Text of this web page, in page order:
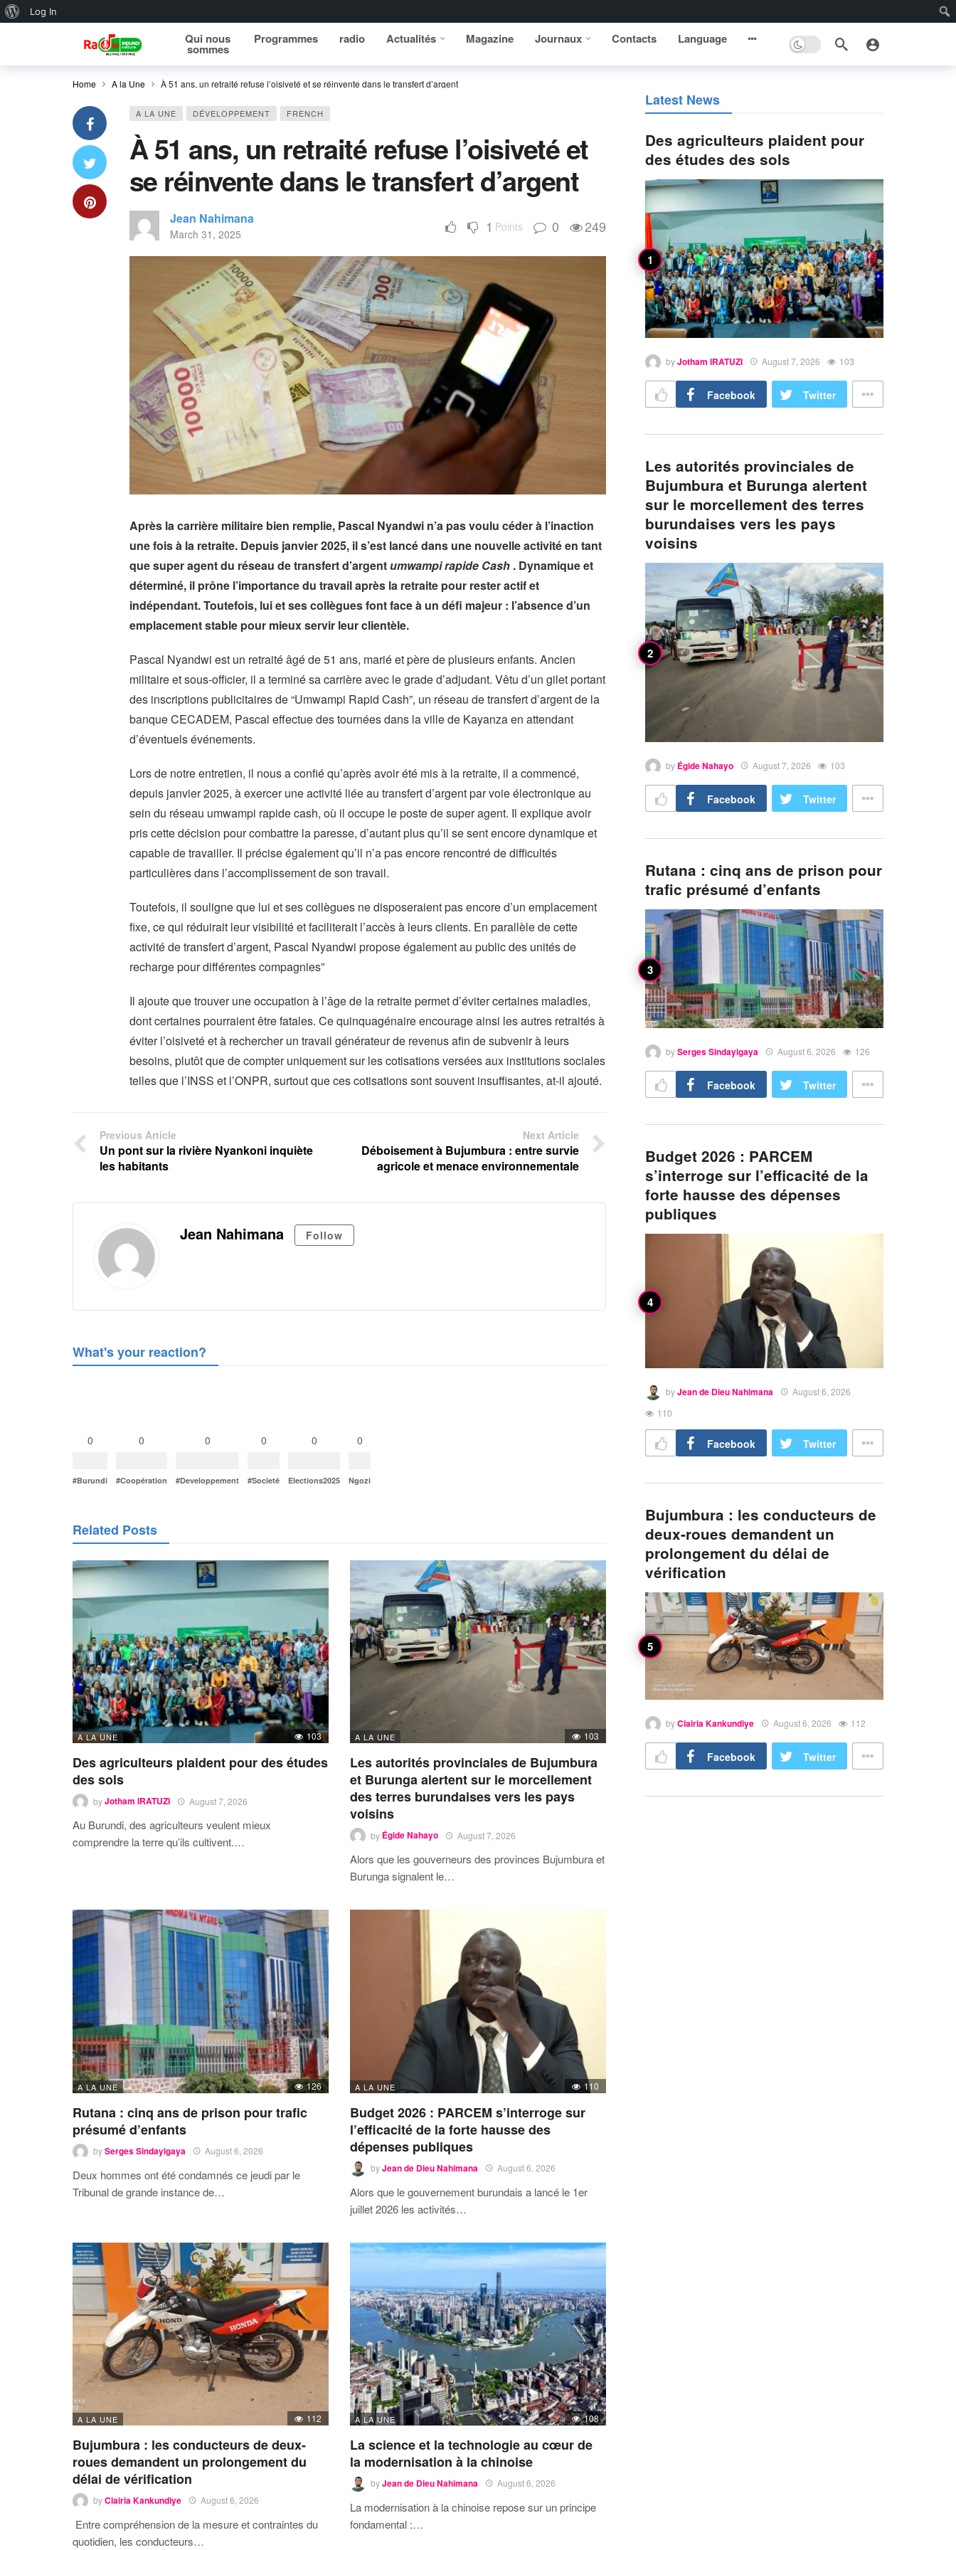
About WordPress
Log In
Qui nous
sommes
Programmes radio Actualités Magazine Journaux Contacts Language
Home A la Une À 51 ans, un retraité refuse l’oisiveté et se réinvente dans le transfert d’argent
A LA UNE DÉVELOPPEMENT FRENCH
À 51 ans, un retraité refuse l’oisiveté et
se réinvente dans le transfert d’argent
Jean Nahimana
March 31, 2025 1 Points 0 249
Après la carrière militaire bien remplie, Pascal Nyandwi n’a pas voulu céder à l’inaction
une fois à la retraite. Depuis janvier 2025, il s’est lancé dans une nouvelle activité en tant
que super agent du réseau de transfert d’argentumwampi rapide Cash . Dynamique et
déterminé, il prône l’importance du travail après la retraite pour rester actif et
indépendant. Toutefois, lui et ses collègues font face à un défi majeur : l’absence d’un
emplacement stable pour mieux servir leur clientèle.
Pascal Nyandwi est un retraité âgé de 51 ans, marié et père de plusieurs enfants. Ancien
militaire et sous-officier, il a terminé sa carrière avec le grade d’adjudant. Vêtu d’un gilet portant
des inscriptions publicitaires de “Umwampi Rapid Cash”, un réseau de transfert d’argent de la
banque CECADEM, Pascal effectue des tournées dans la ville de Kayanza en attendant
d’éventuels événements.
Lors de notre entretien, il nous a confié qu’après avoir été mis à la retraite, il a commencé,
depuis janvier 2025, à exercer une activité liée au transfert d’argent par voie électronique au
sein du réseau umwampi rapide cash, où il occupe le poste de super agent. Il explique avoir
pris cette décision pour combattre la paresse, d’autant plus qu’il se sent encore dynamique et
capable de travailler. Il précise également qu’il n’a pas encore rencontré de difficultés
particulières dans l’accomplissement de son travail.
Toutefois, il souligne que lui et ses collègues ne disposeraient pas encore d’un emplacement
fixe, ce qui réduirait leur visibilité et faciliterait l’accès à leurs clients. En parallèle de cette
activité de transfert d’argent, Pascal Nyandwi propose également au public des unités de
recharge pour différentes compagnies”
Il ajoute que trouver une occupation à l’âge de la retraite permet d’éviter certaines maladies,
dont certaines pourraient être fatales. Ce quinquagénaire encourage ainsi les autres retraités à
éviter l’oisiveté et à rechercher un travail générateur de revenus afin de subvenir à leurs
besoins, plutôt que de compter uniquement sur les cotisations versées aux institutions sociales
telles que l’INSS et l’ONPR, surtout que ces cotisations sont souvent insuffisantes, at-il ajouté.
Previous Article
Un pont sur la rivière Nyankoni inquiète
les habitants
Next Article
Déboisement à Bujumbura : entre survie
agricole et menace environnementale
Jean Nahimana Follow
What's your reaction?
0
#Burundi
0
#Coopération
0
#Developpement
0
#Societé
0
Elections2025
0
Ngozi
Related Posts
A LA UNE 103
Des agriculteurs plaident pour des études
des sols
byJotham IRATUZI August 7, 2026
Au Burundi, des agriculteurs veulent mieux
comprendre la terre qu’ils cultivent.…
A LA UNE 103
Les autorités provinciales de Bujumbura
et Burunga alertent sur le morcellement
des terres burundaises vers les pays
voisins
by Égide Nahayo August 7, 2026
Alors que les gouverneurs des provinces Bujumbura et
Burunga signalent le…
A LA UNE 126
Rutana : cinq ans de prison pour trafic
présumé d’enfants
bySerges Sindayigaya August 6, 2026
Deux hommes ont été condamnés ce jeudi par le
Tribunal de grande instance de…
A LA UNE 110
Budget 2026 : PARCEM s’interroge sur
l’efficacité de la forte hausse des
dépenses publiques
byJean de Dieu Nahimana August 6, 2026
Alors que le gouvernement burundais a lancé le 1er
juillet 2026 les activités…
A LA UNE 112
Bujumbura : les conducteurs de deux-
roues demandent un prolongement du
délai de vérification
byClairia Kankundiye August 6, 2026
Entre compréhension de la mesure et contraintes du
quotidien, les conducteurs…
A LA UNE 108
La science et la technologie au cœur de
la modernisation à la chinoise
byJean de Dieu Nahimana August 6, 2026
La modernisation à la chinoise repose sur un principe
fondamental :…
Latest News
Des agriculteurs plaident pour
des études des sols
byJotham IRATUZI August 7, 2026 103
Facebook Twitter
Les autorités provinciales de
Bujumbura et Burunga alertent
sur le morcellement des terres
burundaises vers les pays
voisins
by Égide Nahayo August 7, 2026 103
Facebook Twitter
Rutana : cinq ans de prison pour
trafic présumé d’enfants
bySerges Sindayigaya August 6, 2026 126
Facebook Twitter
Budget 2026 : PARCEM
s’interroge sur l’efficacité de la
forte hausse des dépenses
publiques
byJean de Dieu Nahimana
August 6, 2026
110
Facebook Twitter
Bujumbura : les conducteurs de
deux-roues demandent un
prolongement du délai de
vérification
byClairia Kankundiye August 6, 2026 112
Facebook Twitter